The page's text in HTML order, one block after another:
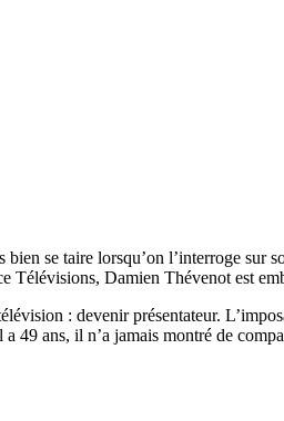
se taire lorsqu’on l’interroge sur
Télévisions, Damien Thévenot est
: devenir présentateur.
49 ans, il n’a jamais montré de